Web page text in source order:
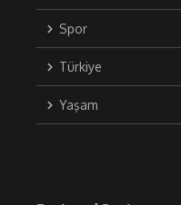
Spor
Türkiye
Yaşam